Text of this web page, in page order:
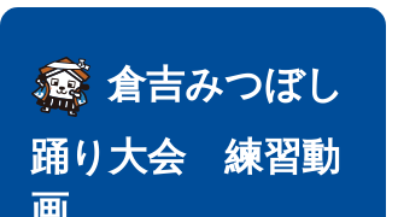
倉吉みつぼし
踊り大会 練習動